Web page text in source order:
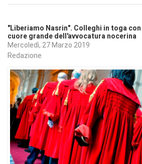
"Liberiamo Nasrin". Colleghi in toga
cuore grande dell'avvocatura nocerina
Mercoledì, 27 Marzo 2019
Redazione